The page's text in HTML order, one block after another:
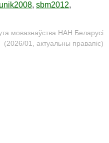
, sbm2012,
мовазнаўства НАН Беларусі
(2026/01, актуальны правапіс)